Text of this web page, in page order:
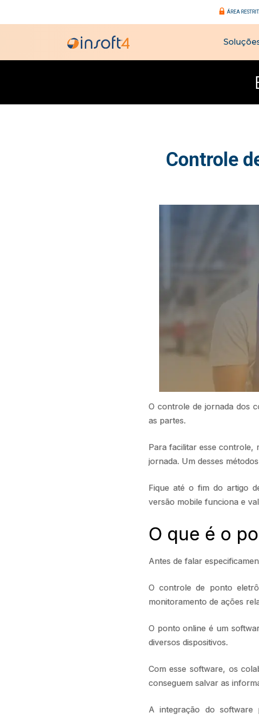
ÁREA
Controle
O controle de jornada dos
as partes.
Para facilitar esse controle,
jornada. Um desses
Fique até o fim do artigo
versão mobile funciona e
O que é o
Antes de falar
O controle de ponto
monitoramento de ações
O ponto online é um
diversos dispositivos.
Com esse software, os
conseguem salvar as
A integração do software